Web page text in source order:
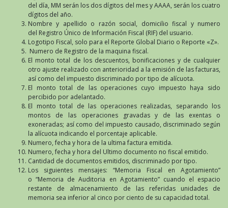
del día, MM serán los dos dígitos del mes y AAAA, serán los cuatro
dígitos del año.
Nombre y apellido o razón social, domicilio fiscal y numero
del Registro Único de Información Fiscal (RIF) del usuario.
Logotipo Fiscal, solo para el Reporte Global Diario o Reporte «Z».
Numero de Registro de la maquina fiscal.
El monto total de los descuentos, bonificaciones y de cualquier
otro ajuste realizado con anterioridad a la emisión de las facturas,
así como del impuesto discriminado por tipo de alícuota.
El monto total de las operaciones cuyo impuesto haya sido
percibido por adelantado.
El monto total de las operaciones realizadas, separando los
montos de las operaciones gravadas y de las exentas o
exoneradas; así como del impuesto causado, discriminado según
la alícuota indicando el porcentaje aplicable.
Numero, fecha y hora de la ultima factura emitida.
Numero, fecha y hora del Ultimo documento no fiscal emitido.
Cantidad de documentos emitidos, discriminado por tipo.
Los siguientes mensajes: “Memoria Fiscal en Agotamiento”
o “Memoria de Auditoria en Agotamiento” cuando el espacio
restante de almacenamiento de las referidas unidades de
memoria sea inferior al cinco por ciento de su capacidad total.